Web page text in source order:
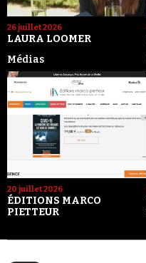
26 juillet 2026
LAURA LOOMER
Médias
20 juillet 2026
ÉDITIONS MARCO
PIETTEUR